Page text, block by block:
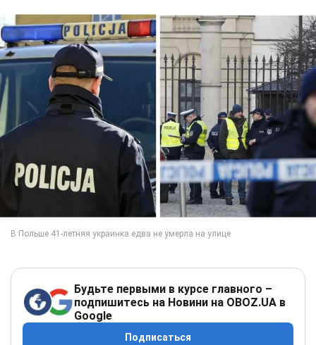
Будьте первыми в курсе главного –
подпишитесь на Новини на OBOZ.UA в
Google
Подписаться